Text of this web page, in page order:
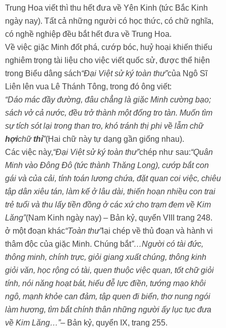
Trung Hoa viết thì thu hết đưa về Yên Kinh (tức Bắc Kinh
ngày nay). Tất cả những người có học thức, có chữ nghĩa,
có nghề nghiệp đều bắt hết đưa về Trung Hoa.
Về việc giặc Minh đốt phá, cướp bóc, huỷ hoại khiến thiếu
nghiêm trọng tài liệu cho việc viết quốc sử, được thể hiện
trong Biểu dâng sách“Đại Việt sử ký toàn thư”của Ngô Sĩ
Liên lên vua Lê Thánh Tông, trong đó ông viết:
“Dáo mác đầy đường, đâu chẳng là giặc Minh cường bạo;
sách vở cả nước, đều trở thành một đống tro tàn. Muốn tìm
sự tích sót lại trong than tro, khó tránh thị phi về lẫm chữ
hợichữthỉ”(Hai chữ này tự dạng gần giống nhau).
Các việc này,“Đại Việt sử ký toàn thư”chép như sau:“Quân
Minh vào Đông Đô (tức thành Thăng Long), cướp bắt con
gái và của cải, tính toán lương chứa, đặt quan coi việc, chiêu
tập dân xiêu tán, làm kế ở lâu dài, thiến hoạn nhiều con trai
trẻ tuổi và thu lấy tiền đồng ở các xứ cho trạm đem về Kim
Lăng”(Nam Kinh ngày nay) – Bản kỷ, quyển VIII trang 248.
ở một đoạn khác“Toàn thư”lại chép về thủ đoạn và hành vi
thâm độc của giặc Minh. Chúng bắt”…Người có tài đức,
thông minh, chính trực, giỏi giang xuất chúng, thông kinh
giỏi văn, học rộng có tài, quen thuộc việc quan, tốt chữ giỏi
tính, nói năng hoạt bát, hiếu đễ lực điền, tướng mạo khôi
ngô, mạnh khỏe can đảm, tập quen đi biển, thơ nung ngói
làm hương, tìm bắt chính thân những người ấy lục tục đưa
về Kim Lăng…”– Bản kỷ, quyển IX, trang 255.